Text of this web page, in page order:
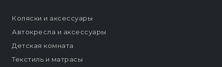
Коляски и аксессуары
Автокресла и аксессуары
Детская комната
Текстиль и матрасы